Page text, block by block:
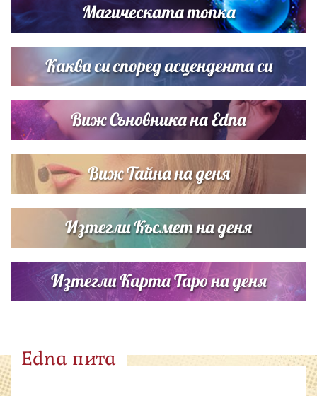
„Тук сме най-щастливи“: Радина Кърджилова и Пламен
Димов издадоха своето любимо място
Магическата топка
Каква си според асцендента си
Виж Съновника на Edna
Виж Тайна на деня
Изтегли Късмет на деня
Изтегли Карта Таро на деня
Edna пита